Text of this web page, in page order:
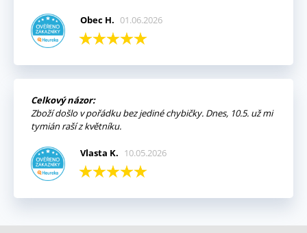
Obec H. 01.06.2026
Celkový názor:
Zboží došlo v pořádku bez jediné chybičky. Dnes, 10.5. už mi
tymián raší z květníku.
Vlasta K. 10.05.2026